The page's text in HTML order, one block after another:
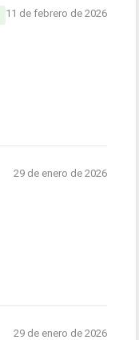
11 de febrero de 2026
29 de enero de 2026
29 de enero de 2026